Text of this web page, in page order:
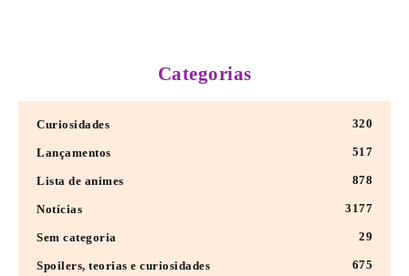
Categorias
Curiosidades 320
Lançamentos 517
Lista de animes 878
Notícias 3177
Sem categoria 29
Spoilers, teorias e curiosidades 675